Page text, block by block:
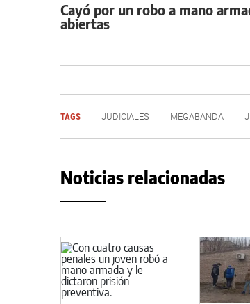
Cayó por un robo a mano
abiertas
TAGS JUDICIALES MEGABANDA
Noticias relacionadas